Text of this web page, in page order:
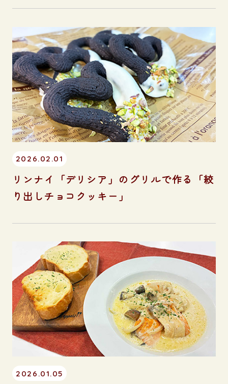
2026.02.01
リンナイ「デリシア」のグリルで作る「絞
り出しチョコクッキー」
2026.01.05